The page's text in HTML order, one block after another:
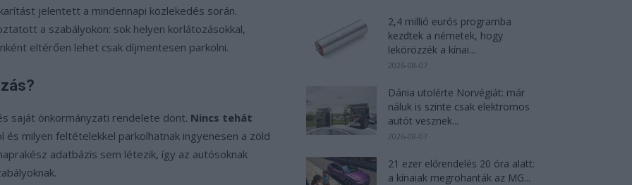
jelentett a mindennapi közlekedés során.
a szabályokon: sok helyen korlátozásokkal,
eltérően lehet csak díjmentesen parkolni.
saját önkormányzati rendelete dönt. Nincs tehát
és milyen feltételekkel parkolhatnak ingyenesen a zöld
adatbázis sem létezik, így az autósoknak
2,4 millió eurós programba
kezdtek a németek, hogy
lekörözzék a kínai...
2026-08-07
Dánia utolérte Norvégiát: már
náluk is szinte csak elektromos
autót vesznek...
2026-08-07
21 ezer előrendelés 20 óra alatt:
a kínaiak megrohanták az MG...